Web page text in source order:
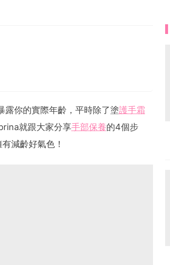
露你的實際年齡，平時除了塗護手霜
就跟大家分享手部保養的4個步
減齡好氣色！